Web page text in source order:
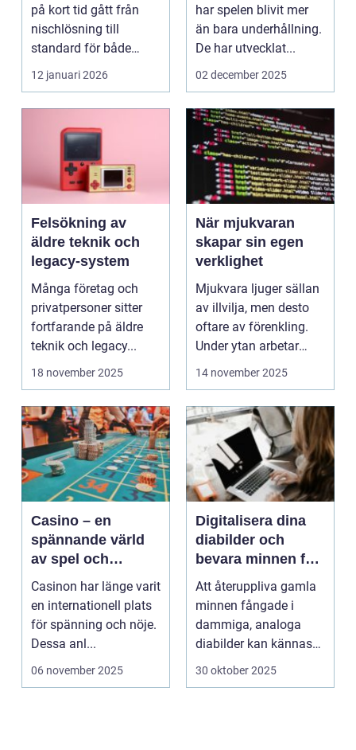
på kort tid gått från
nischlösning till
standard för både
företag och privat...
12 januari 2026
har spelen blivit mer
än bara underhållning.
De har utvecklat...
02 december 2025
Felsökning av
äldre teknik och
legacy-system
Många företag och
privatpersoner sitter
fortfarande på äldre
teknik och legacy...
18 november 2025
När mjukvaran
skapar sin egen
verklighet
Mjukvara ljuger sällan
av illvilja, men desto
oftare av förenkling.
Under ytan arbetar
pro...
14 november 2025
Casino – en
spännande värld
av spel och
underhållning
Casinon har länge varit
en internationell plats
för spänning och nöje.
Dessa anl...
06 november 2025
Digitalisera dina
diabilder och
bevara minnen för
framtiden
Att återuppliva gamla
minnen fångade i
dammiga, analoga
diabilder kan kännas
som en...
30 oktober 2025